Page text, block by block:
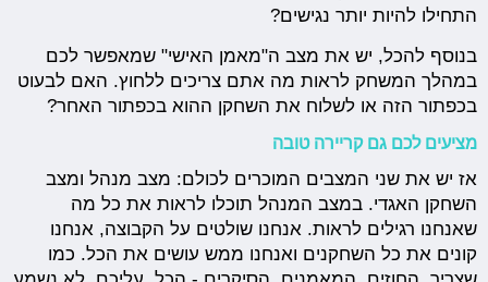
התחילו להיות יותר נגישים?
בנוסף להכל, יש את מצב ה"מאמן האישי" שמאפשר לכם
במהלך המשחק לראות מה אתם צריכים ללחוץ. האם לבעוט
בכפתור הזה או לשלוח את השחקן ההוא בכפתור האחר?
מציעים לכם גם קריירה טובה
אז יש את שני המצבים המוכרים לכולם: מצב מנהל ומצב
השחקן האגדי. במצב המנהל תוכלו לראות את כל מה
שאנחנו רגילים לראות. אנחנו שולטים על הקבוצה, אנחנו
קונים את כל השחקנים ואנחנו ממש עושים את הכל. כמו